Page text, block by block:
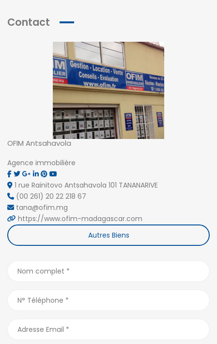
Contact
OFIM Antsahavola
Agence immobilière
1 rue Rainitovo Antsahavola 101 TANANARIVE
(00 261) 20 22 218 67
tana@ofim.mg
https://www.ofim-madagascar.com
Autres Biens